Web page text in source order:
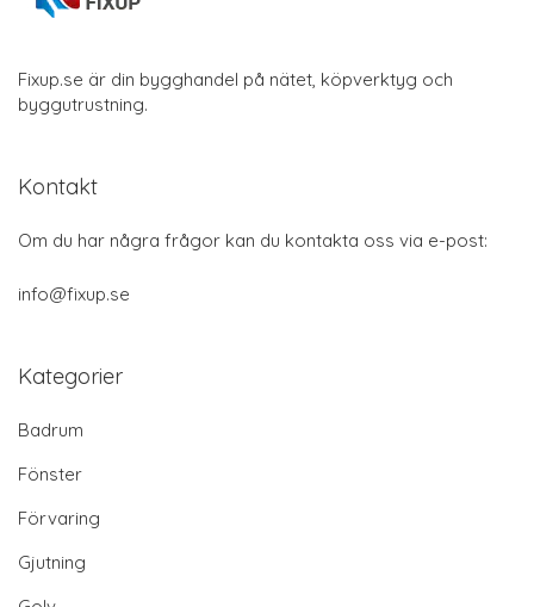
Fixup.se är din bygghandel på nätet, köpverktyg och
byggutrustning.
Kontakt
Om du har några frågor kan du kontakta oss via e-post:
info@fixup.se
Kategorier
Badrum
Fönster
Förvaring
Gjutning